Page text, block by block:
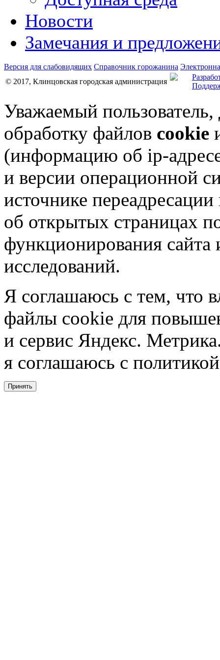
Новости
Замечания и
Версия для слабовидящих Справочник горожанина
© 2017, Клинцовская городская администрация
Уважаемый
обработку файлов cookie
(информацию об ip-
и версии операционной
источнике переадресации
об открытых страницах
функционирования сайта
исследований.
Я соглашаюсь с тем, что
файлы cookie для
и сервис Яндекс.
я соглашаюсь с
Принять